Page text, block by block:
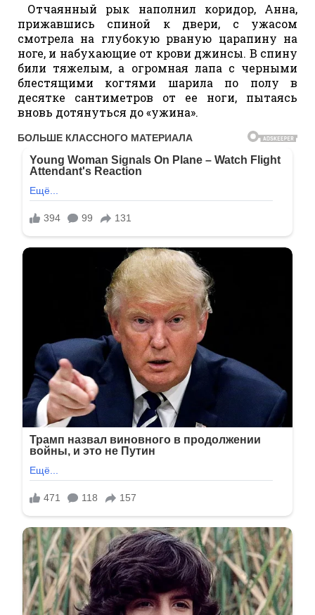
Отчаянный рык наполнил коридор, Анна,
прижавшись спиной к двери, с ужасом
смотрела на глубокую рваную царапину на
ноге, и набухающие от крови джинсы. В спину
били тяжелым, а огромная лапа с черными
блестящими когтями шарила по полу в
десятке сантиметров от ее ноги, пытаясь
вновь дотянуться до «ужина».